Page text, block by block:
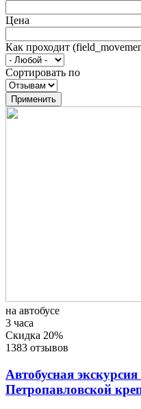
Цена
Как проходит
Сортировать по
на автобусе
3 часа
Скидка 20%
1383 отзывов
Автобусная
Петропавловской